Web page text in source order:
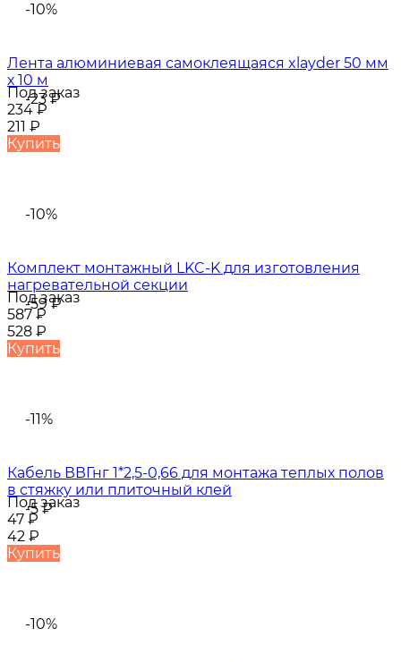
-10%
-23₽
Лента алюминиевая самоклеящаяся xlayder 50 мм
х 10 м
Под заказ
234₽
211 ₽
Купить
-10%
-59₽
Комплект монтажный LKC-K для изготовления
нагревательной секции
Под заказ
587₽
528 ₽
Купить
-11%
-5₽
Кабель ВВГнг 1*2,5-0,66 для монтажа теплых полов
в стяжку или плиточный клей
Под заказ
47 ₽
42 ₽
Купить
-10%